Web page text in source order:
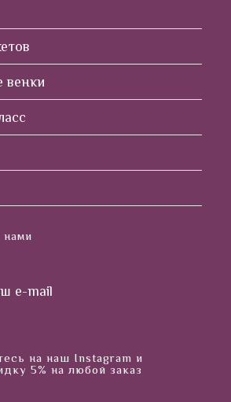
венки
e-mail
на наш Instagram и
5% на любой заказ